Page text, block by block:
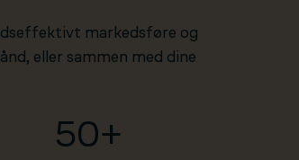
markedsføre og
eller sammen med dine
50+